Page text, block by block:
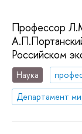
Профессор
Российском
Наука
Департамент